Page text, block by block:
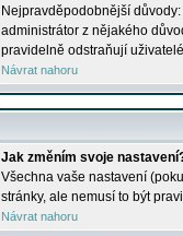
Nejpravděpodobnější
administrátor z nějakého
pravidelně odstraňují
Návrat nahoru
Jak změním svoje
Všechna vaše nastavení
stránky, ale nemusí to být
Návrat nahoru